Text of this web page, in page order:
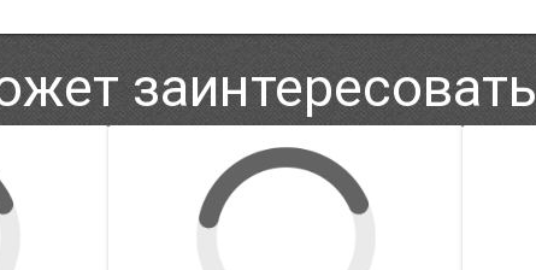
заинтересовать